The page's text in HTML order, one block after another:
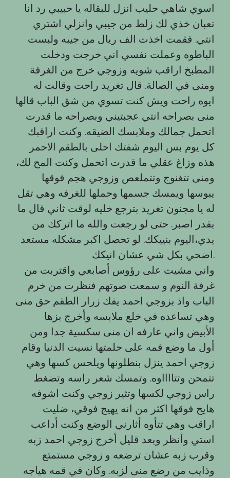
اسوي شاهي حليب انزل للبقاله يا حبيبي رد انا
تعبان خذي لك زلط من جيبي وانزلي اشتري
انتي. فقمت اخذت الف ريال من جيبه ولبست
الباطوه وعملت نفسي اني خرجت ودخلت
المطبخ اراقب شويه وزوجي خرج من الغرفة
ومنى في الصالة. قال تغريد راحت وقالت له
ايوه راحت ویش كنت تسوي من شق الباب قالها
منى بصراحه انتي عجبتيني وبصراحه ما قدرت
اتحمل جمالك وملابسك الضيقه. وكنت اراقبك
كل يوم بس اليوم شفتك احلى بالطقم الاحمر
هذه وزاغ عقلي ما قدرت اتحمل وكنت المح لك،
ومنى تتغنوج وتتملعص وزوجي هجم فوقها
يبوسها ويمسك جسمها وحملها للغرفه وهي تقل
له يا مجنون تغريد بترجع خليه لوقت ثاني قال ما
بقدر اصبر. حتى لو رجعت والله ما اتركك من
يدي،اليوم بنييكك. لو تحصل اكبر مشكله مستعد
اضحي بكل شي عشان انيكك.
واني مشيت على رؤوس أصابعي واقتربت من
غرفة النوم و سمعت صوتهم فنظرت من خرم
الباب واذ بزوجي احمد يفك زرار الطقم حق منى
وهي تساعده في خلع ملابسه وأخرج بزها
الأبيض واني عارفه ان منى سكسية جدا ومن
أول ما وضع فمه على حلمتها نسيت الدنيا وقام
زوجي احمد ينزل بنطلونها ويلحس كسها وهي
تتمحن وتتااااوه. وتمسك شعر راسه وتضغط
راس زوجي لكسها وتثير زوجي وكنت اشوفه
هایج فوقها اكثر من انه يهيج فوقي، ضليت
اراقب وهي تتأوه أثارني الوضع وكنت أداعب
استي وأنظر وبعد قليل أخرج زوجي احمد زبه
وقرب زبه عشان ترضعه و زوجي مستمتع
وذايب من رضع منى لزبه. وكان في قمه هياجه